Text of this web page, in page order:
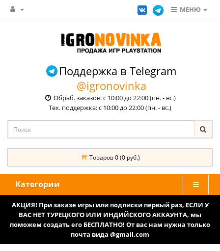
МЕНЮ
Поддержка в Telegram
@igronovinka
Обраб. заказов: с 10:00 до 22:00 (пн. - вс.)
Тех. поддержка: с 10:00 до 22:00 (пн. - вс.)
Товаров 0 (0 руб.)
Категории
АКЦИЯ! При заказе игры или подписки первый раз, ЕСЛИ У
ВАС НЕТ ТУРЕЦКОГО ИЛИ ИНДИЙСКОГО АККАУНТА, мы
поможем создать его БЕСПЛАТНО! От вас нам нужна только
почта вида @gmail.com